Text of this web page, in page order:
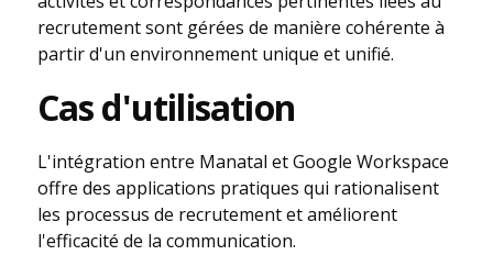
recrutement sont gérées de manière cohérente à
partir d'un environnement unique et unifié.
Cas d'utilisation
L'intégration entre Manatal et Google Workspace
offre des applications pratiques qui rationalisent
les processus de recrutement et améliorent
l'efficacité de la communication.